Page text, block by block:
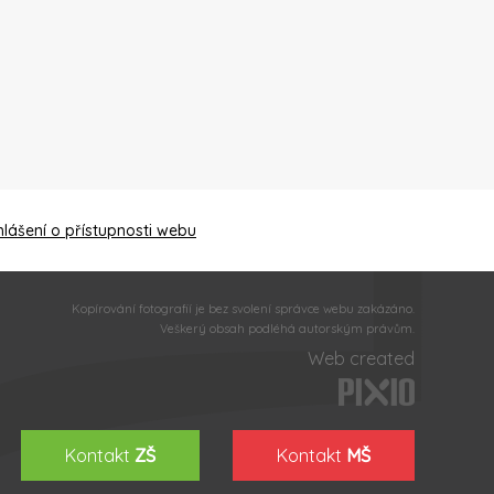
o přístupnosti webu
Kopírování fotografií je bez svolení správce webu zakázáno.
Veškerý obsah podléhá autorským právům.
Web created
Kontakt ZŠ Kontakt MŠ